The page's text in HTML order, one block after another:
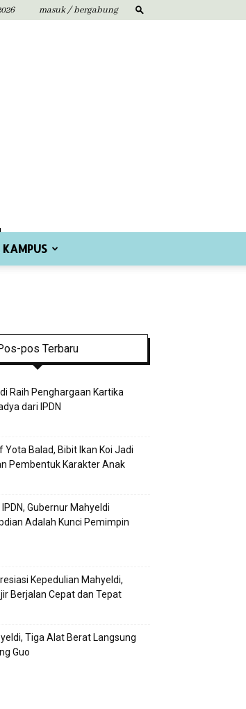
masuk / bergabung
pos Terbaru
Raih Penghargaan Kartika
dari IPDN
Yota Balad, Bibit Ikan Koi Jadi
Pembentuk Karakter Anak
Gubernur Mahyeldi
Adalah Kunci Pemimpin
Kepedulian Mahyeldi,
Berjalan Cepat dan Tepat
Tiga Alat Berat Langsung
Guo